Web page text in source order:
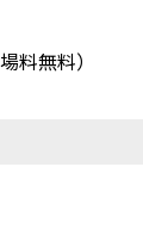
料無料）